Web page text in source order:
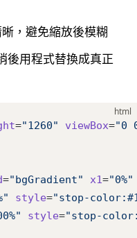
，避免縮放後模糊
後用程式替換成真正
html
="1260" viewBox="0
="bgGradient" x1="0%"
style="stop-
style="stop-